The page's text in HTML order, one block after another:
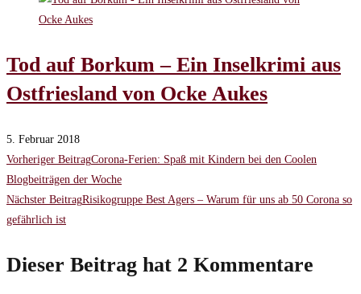
Tod auf Borkum – Ein Inselkrimi aus
Ostfriesland von Ocke Aukes
5. Februar 2018
Weitere
Artikel
ansehen
Vorheriger BeitragCorona-Ferien: Spaß mit Kindern bei den Coolen
Blogbeiträgen der Woche
Nächster BeitragRisikogruppe Best Agers – Warum für uns ab 50 Corona so
gefährlich ist
Dieser Beitrag hat 2 Kommentare